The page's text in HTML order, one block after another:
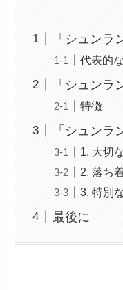
「シュンラ
代表的
「シュンラ
特徴
「シュンラ
1. 大切
2. 落ち
3. 特別
最後に